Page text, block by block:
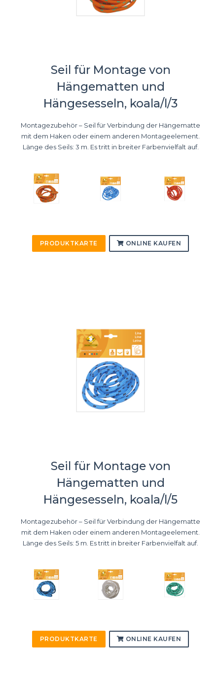
Seil für Montage von
Hängematten und
Hängesesseln, koala/l/3
Montagezubehör – Seil für Verbindung der Hängematte
mit dem Haken oder einem anderen Montageelement.
Länge des Seils: 3 m. Es tritt in breiter Farbenvielfalt auf.
PRODUKTKARTE ONLINE KAUFEN
Seil für Montage von
Hängematten und
Hängesesseln, koala/l/5
Montagezubehör – Seil für Verbindung der Hängematte
mit dem Haken oder einem anderen Montageelement.
Länge des Seils: 5 m. Es tritt in breiter Farbenvielfalt auf.
PRODUKTKARTE ONLINE KAUFEN